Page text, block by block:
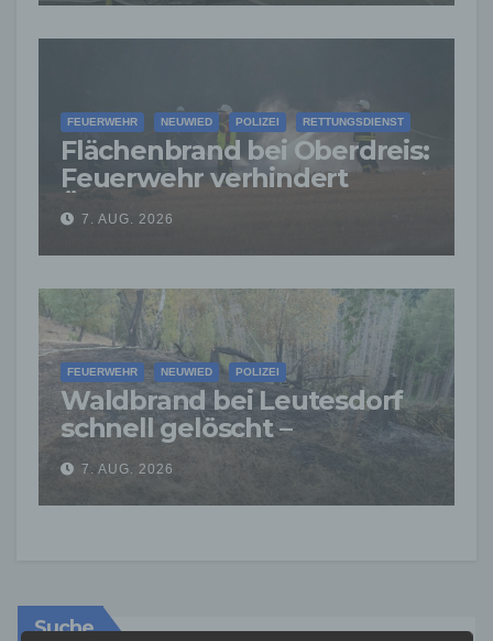
FEUERWEHR NEUWIED POLIZEI RETTUNGSDIENST
Flächenbrand bei Oberdreis:
Feuerwehr verhindert
Übergreifen auf Waldgebiet
7. AUG. 2026
FEUERWEHR NEUWIED POLIZEI
Waldbrand bei Leutesdorf
schnell gelöscht –
Feuerwehr warnt vor
erhöhter Brandgefahr
7. AUG. 2026
Suche